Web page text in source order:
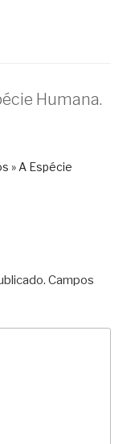
Humana.
» A Espécie
Campos